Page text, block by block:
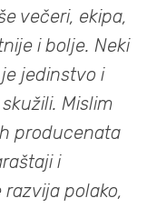
večeri, ekipa,
i bolje. Neki
jedinstvo i
Mislim
producenata
i
polako,